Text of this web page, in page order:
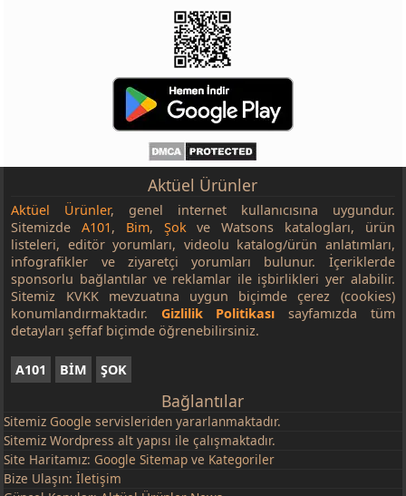
Aktüel Ürünler
Aktüel Ürünler, genel internet kullanıcısına uygundur.
SitemizdeA101, Bim, Şok ve Watsons katalogları, ürün
listeleri, editör yorumları, videolu katalog/ürün anlatımları,
infografikler ve ziyaretçi yorumları bulunur. İçeriklerde
sponsorlu bağlantılar ve reklamlar ile işbirlikleri yer alabilir.
Sitemiz KVKK mevzuatına uygun biçimde çerez (cookies)
konumlandırmaktadır. Gizlilik Politikası sayfamızda tüm
detayları şeffaf biçimde öğrenebilirsiniz.
A101 BİM ŞOK
Bağlantılar
Sitemiz Google servisleriden yararlanmaktadır.
Sitemiz Wordpress alt yapısı ile çalışmaktadır.
Site Haritamız: Google Sitemap ve Kategoriler
Bize Ulaşın:İletişim